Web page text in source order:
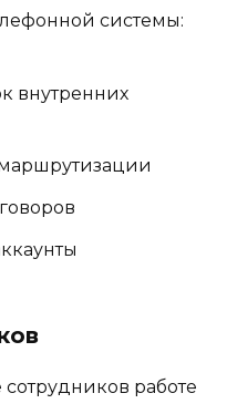
системы:
внутренних
работе